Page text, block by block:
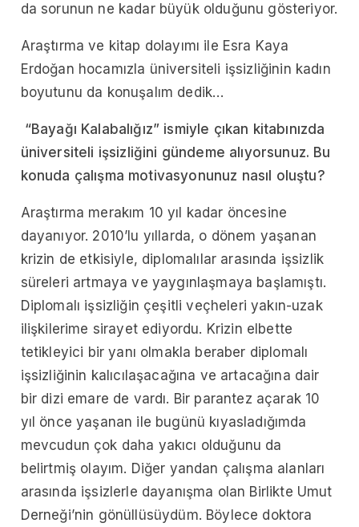
da sorunun ne kadar büyük olduğunu gösteriyor.
Araştırma ve kitap dolayımı ile Esra Kaya
Erdoğan hocamızla üniversiteli işsizliğinin kadın
boyutunu da konuşalım dedik…
“Bayağı Kalabalığız” ismiyle çıkan kitabınızda
üniversiteli işsizliğini gündeme alıyorsunuz. Bu
konuda çalışma motivasyonunuz nasıl oluştu?
Araştırma merakım 10 yıl kadar öncesine
dayanıyor. 2010’lu yıllarda, o dönem yaşanan
krizin de etkisiyle, diplomalılar arasında işsizlik
süreleri artmaya ve yaygınlaşmaya başlamıştı.
Diplomalı işsizliğin çeşitli veçheleri yakın-uzak
ilişkilerime sirayet ediyordu. Krizin elbette
tetikleyici bir yanı olmakla beraber diplomalı
işsizliğinin kalıcılaşacağına ve artacağına dair
bir dizi emare de vardı. Bir parantez açarak 10
yıl önce yaşanan ile bugünü kıyasladığımda
mevcudun çok daha yakıcı olduğunu da
belirtmiş olayım. Diğer yandan çalışma alanları
arasında işsizlerle dayanışma olan Birlikte Umut
Derneği’nin gönüllüsüydüm. Böylece doktora